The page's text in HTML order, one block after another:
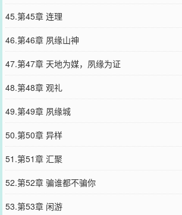
45.第45章 连理
46.第46章 夙缘山神
47.第47章 天地为媒，夙缘为证
48.第48章 观礼
49.第49章 夙缘城
50.第50章 异样
51.第51章 汇聚
52.第52章 骗谁都不骗你
53.第53章 闲游